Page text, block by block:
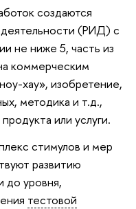
создаются
деятельности (РИД) с
не ниже 5, часть из
коммерческим
хау», изобретение,
методика и т.д.,
или услуги.
стимулов и мер
развитию
до уровня,
тестовой